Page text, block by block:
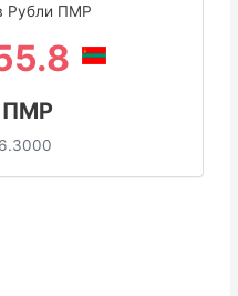
Рубли ПМР
ПМР